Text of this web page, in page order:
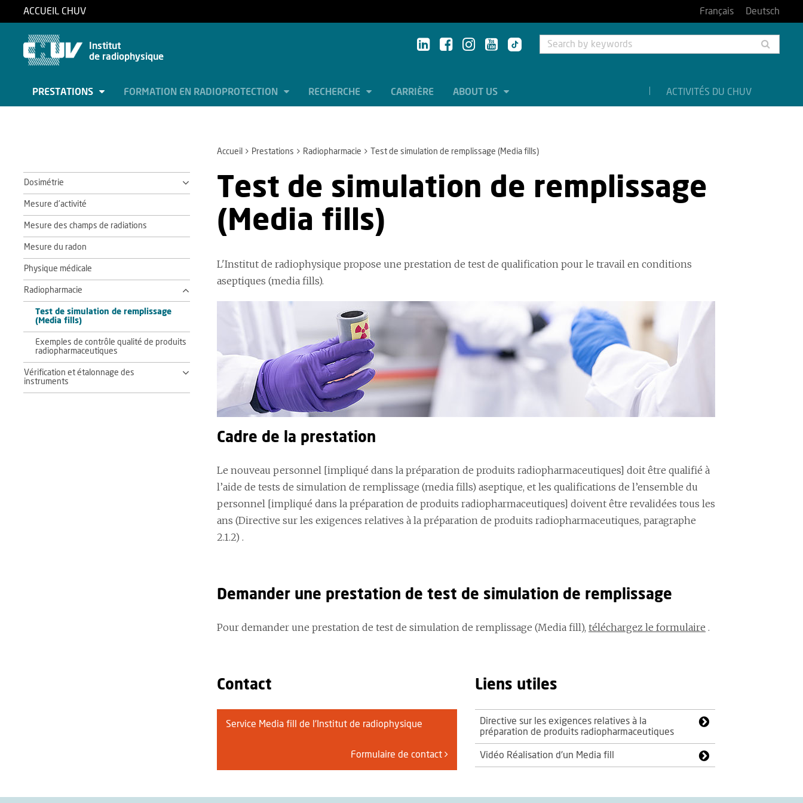
ACCUEIL CHUV Français Deutsch
Institut
de radiophysique
PRESTATIONS FORMATION EN RADIOPROTECTION RECHERCHE CARRIÈRE ABOUT US ACTIVITÉS DU CHUV
Accueil Prestations Radiopharmacie Test de simulation de remplissage (Media fills)
Dosimétrie
Mesure d'activité
Mesure des champs de radiations
Mesure du radon
Physique médicale
Radiopharmacie
Test de simulation de remplissage
(Media fills)
Exemples de contrôle qualité de produits
radiopharmaceutiques
Vérification et étalonnage des
instruments
Test de simulation de remplissage
(Media fills)
L'Institut de radiophysique propose une prestation de test de qualification pour le travail en conditions
aseptiques (media fills).
Cadre de la prestation
Le nouveau personnel [impliqué dans la préparation de produits radiopharmaceutiques] doit être qualifié à
l’aide de tests de simulation de remplissage (media fills) aseptique, et les qualifications de l’ensemble du
personnel [impliqué dans la préparation de produits radiopharmaceutiques] doivent être revalidées tous les
ans (Directive sur les exigences relatives à la préparation de produits radiopharmaceutiques, paragraphe
2.1.2) .
Demander une prestation de test de simulation de remplissage
Pour demander une prestation de test de simulation de remplissage (Media fill), téléchargez le formulaire .
Contact
Service Media fill de l'Institut de radiophysique
Formulaire de contact
Liens utiles
Directive sur les exigences relatives à la
préparation de produits radiopharmaceutiques
Vidéo Réalisation d'un Media fill